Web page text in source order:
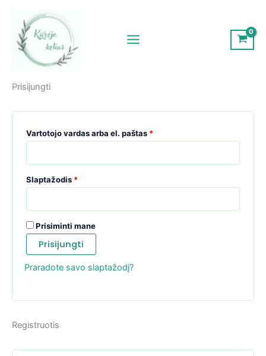
turinio
Prisijungti
Vartotojo vardas arba el. paštas *
Slaptažodis *
Prisiminti mane
Prisijungti
Praradote savo slaptažodį?
Registruotis